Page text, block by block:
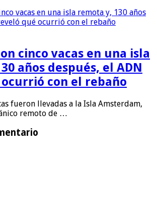
cinco vacas en una isla
años después, el ADN
con el rebaño
fueron llevadas a la Isla Amsterdam,
remoto de …